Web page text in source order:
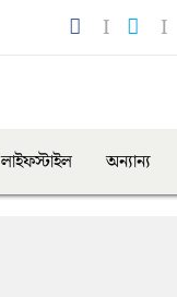
লাইফস্টাইল অন্যান্য